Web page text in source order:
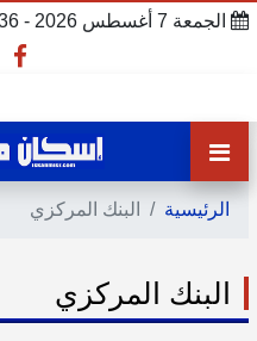
الجمعة 7 أغسطس 2026 - 16:36
الرئيسية البنك المركزي
البنك المركزي